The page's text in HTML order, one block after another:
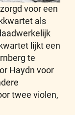
voor een
als
lijkt een
te
Haydn voor
twee violen,